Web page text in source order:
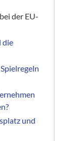
der EU-
die
und